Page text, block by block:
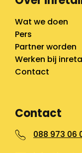
Wat we doen
Pers
Partner worden
Werken bij
Contact
Contact
088 973 06